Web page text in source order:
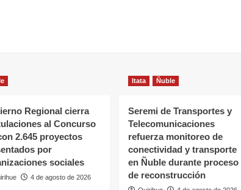
Regional cierra
al Concurso
2.645 proyectos
por
sociales
4 de agosto de 2026
Itata Ñuble
Seremi de Transportes y
Telecomunicaciones
refuerza monitoreo de
conectividad y transporte
en Ñuble durante proceso
de reconstrucción